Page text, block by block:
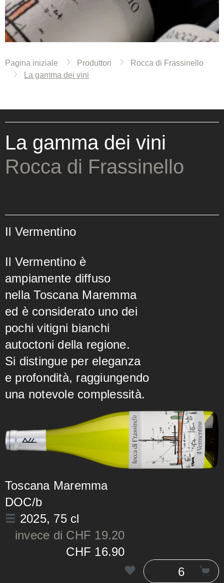
Pagina iniziale Produttori
Rocca di Frassinello
La gamma dei vini
La gamma dei vini
Rocca di Frassinello
Il Vermentino
Il Vermentino è
ampiamente diffuso
nella Toscana Maremma
ed è considerato uno dei
pochi vitigni bianchi
autoctoni della regione.
Si distingue per eleganza
e profondità, raggiungendo
una notevole complessità.
Toscana Maremma
DOC/b
2025, 75 cl
invece di CHF 19.20
CHF 16.90